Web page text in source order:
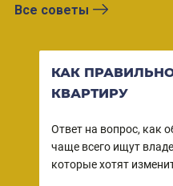
Все советы
КАК
КВАРТИРУ
Ответ на вопрос, как
чаще всего ищут
которые хотят